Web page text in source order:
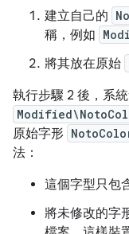
建立自己的
稱，例如
將其放在原始
執行步驟 2 後，系
原始字形
法：
這個字型只包
將未修改的字